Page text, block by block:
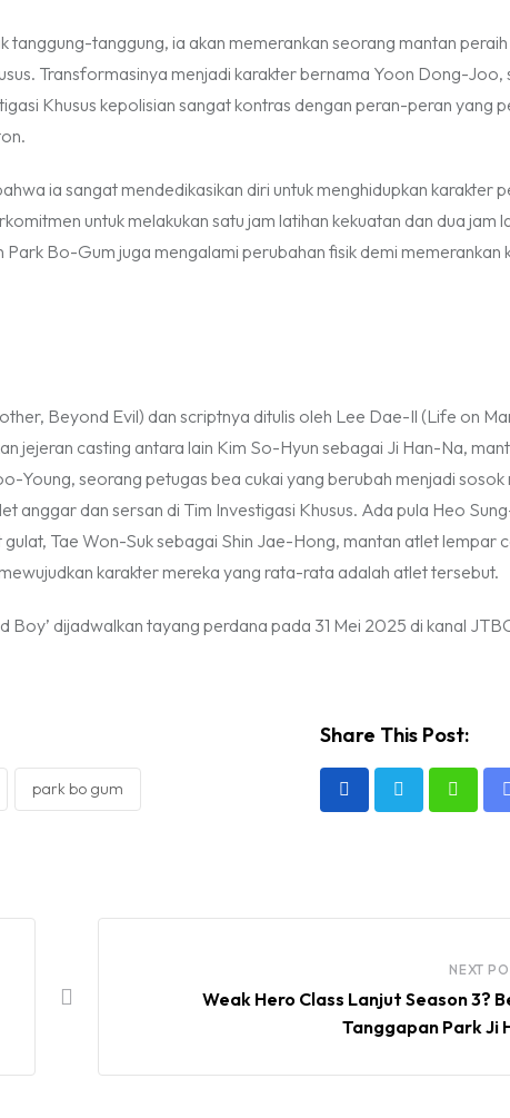
tanggung-tanggung, ia akan memerankan seorang mantan
Transformasinya menjadi karakter bernama Yoon Dong-Joo,
Khusus kepolisian sangat kontras dengan peran-peran yang
ia sangat mendedikasikan diri untuk menghidupkan karakter
untuk melakukan satu jam latihan kekuatan dan dua jam
Bo-Gum juga mengalami perubahan fisik demi memerankan
Beyond Evil) dan scriptnya ditulis oleh Lee Dae-Il (Life on
jejeran casting antara lain Kim So-Hyun sebagai Ji Han-Na,
Young, seorang petugas bea cukai yang berubah menjadi sosok
anggar dan sersan di Tim Investigasi Khusus. Ada pula Heo
Tae Won-Suk sebagai Shin Jae-Hong, mantan atlet lempar
karakter mereka yang rata-rata adalah atlet tersebut.
Boy’ dijadwalkan tayang perdana pada 31 Mei 2025 di kanal
park bo gum
Share This Post:
NEXT
Weak Hero Class Lanjut Season 3?
Tanggapan Park Ji